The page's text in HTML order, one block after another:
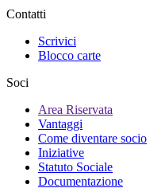
Contatti
Scrivici
Blocco carte
Soci
Area Riservata
Vantaggi
Come diventare socio
Iniziative
Statuto Sociale
Documentazione